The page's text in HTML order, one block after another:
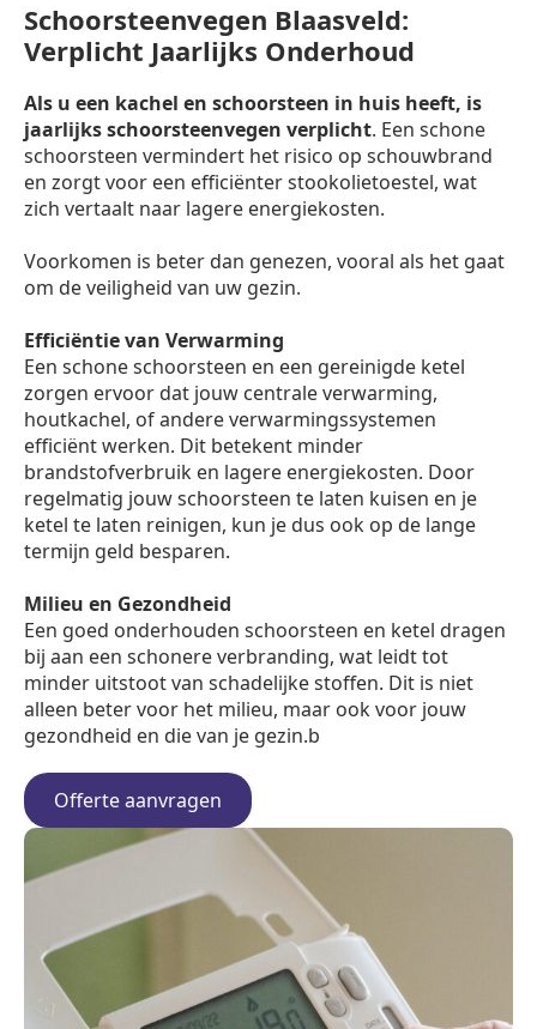
Schoorsteenvegen Blaasveld:
Verplicht Jaarlijks Onderhoud
Als u een kachel en schoorsteen in huis heeft, is
jaarlijks schoorsteenvegen verplicht. Een schone
schoorsteen vermindert het risico op schouwbrand
en zorgt voor een efficiënter stookolietoestel, wat
zich vertaalt naar lagere energiekosten.
Voorkomen is beter dan genezen, vooral als het gaat
om de veiligheid van uw gezin.
Efficiëntie van Verwarming
Een schone schoorsteen en een gereinigde ketel
zorgen ervoor dat jouw centrale verwarming,
houtkachel, of andere verwarmingssystemen
efficiënt werken. Dit betekent minder
brandstofverbruik en lagere energiekosten. Door
regelmatig jouw schoorsteen te laten kuisen en je
ketel te laten reinigen, kun je dus ook op de lange
termijn geld besparen.
Milieu en Gezondheid
Een goed onderhouden schoorsteen en ketel dragen
bij aan een schonere verbranding, wat leidt tot
minder uitstoot van schadelijke stoffen. Dit is niet
alleen beter voor het milieu, maar ook voor jouw
gezondheid en die van je gezin.b
Offerte aanvragen